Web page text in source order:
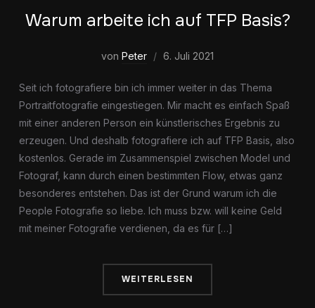
Warum arbeite ich auf TFP Basis?
von Peter 6. Juli 2021
Seit ich fotografiere bin ich immer weiter in das Thema
Portraitfotografie eingestiegen. Mir macht es einfach Spaß
mit einer anderen Person ein künstlerisches Ergebnis zu
erzeugen. Und deshalb fotografiere ich auf TFP Basis, also
kostenlos. Gerade im Zusammenspiel zwischen Model und
Fotograf, kann durch einen bestimmten Flow, etwas ganz
besonderes entstehen. Das ist der Grund warum ich die
People Fotografie so liebe. Ich muss bzw. will keine Geld
mit meiner Fotografie verdienen, da es für […]
WEITERLESEN